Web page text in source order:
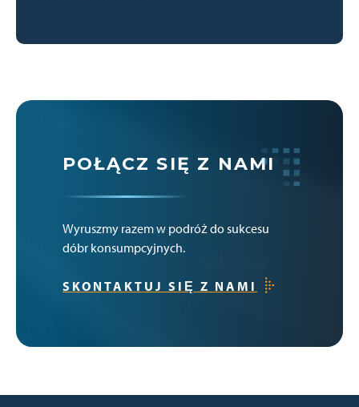
POŁĄCZ SIĘ Z NAMI
Wyruszmy razem w podróż do sukcesu
dóbr konsumpcyjnych.
SKONTAKTUJ SIĘ Z NAMI